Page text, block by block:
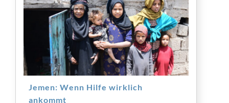
Jemen: Wenn Hilfe wirklich
ankommt